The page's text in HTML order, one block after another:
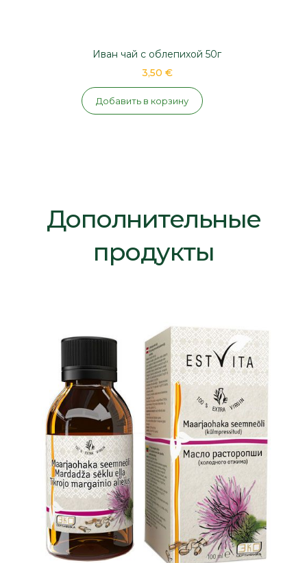
Иван чай с облепихой 50г
3,50 €
Добавить в корзину
Дополнительные
продукты